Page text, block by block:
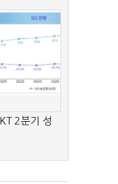
2분기 성